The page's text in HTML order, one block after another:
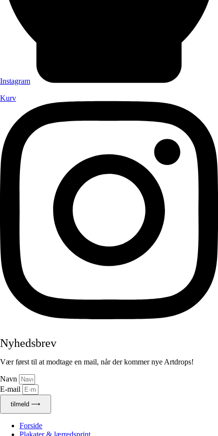
Kurv
Instagram
Nyhedsbrev
Vær først til at modtage en mail, når der kommer nye Artdrops!
Navn
E-mail
tilmeld ⟶
Forside
Plakater & lærredsprint